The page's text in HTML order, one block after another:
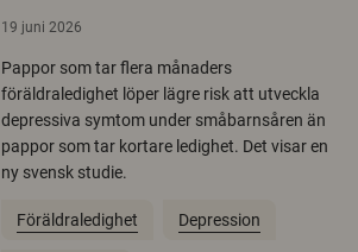
19 juni 2026
Pappor som tar flera månaders
föräldraledighet löper lägre risk att utveckla
depressiva symtom under småbarnsåren än
pappor som tar kortare ledighet. Det visar en
ny svensk studie.
Föräldraledighet Depression